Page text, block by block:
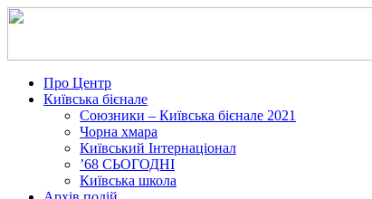
Про Центр
Київська бієнале
Союзники – Київська бієнале 2021
Чорна хмара
Київський Інтернаціонал
’68 СЬОГОДНІ
Київська школа